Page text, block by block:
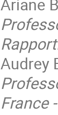
Ariane
Audrey
France